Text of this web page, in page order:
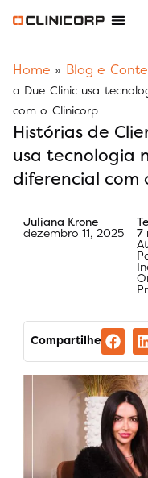
Home » Blog e
a Due Clinic usa
com o Clinicorp
Histórias de
usa tecnologia
diferencial com
Juliana Krone
dezembro 11, 2025 7
Compartilhe